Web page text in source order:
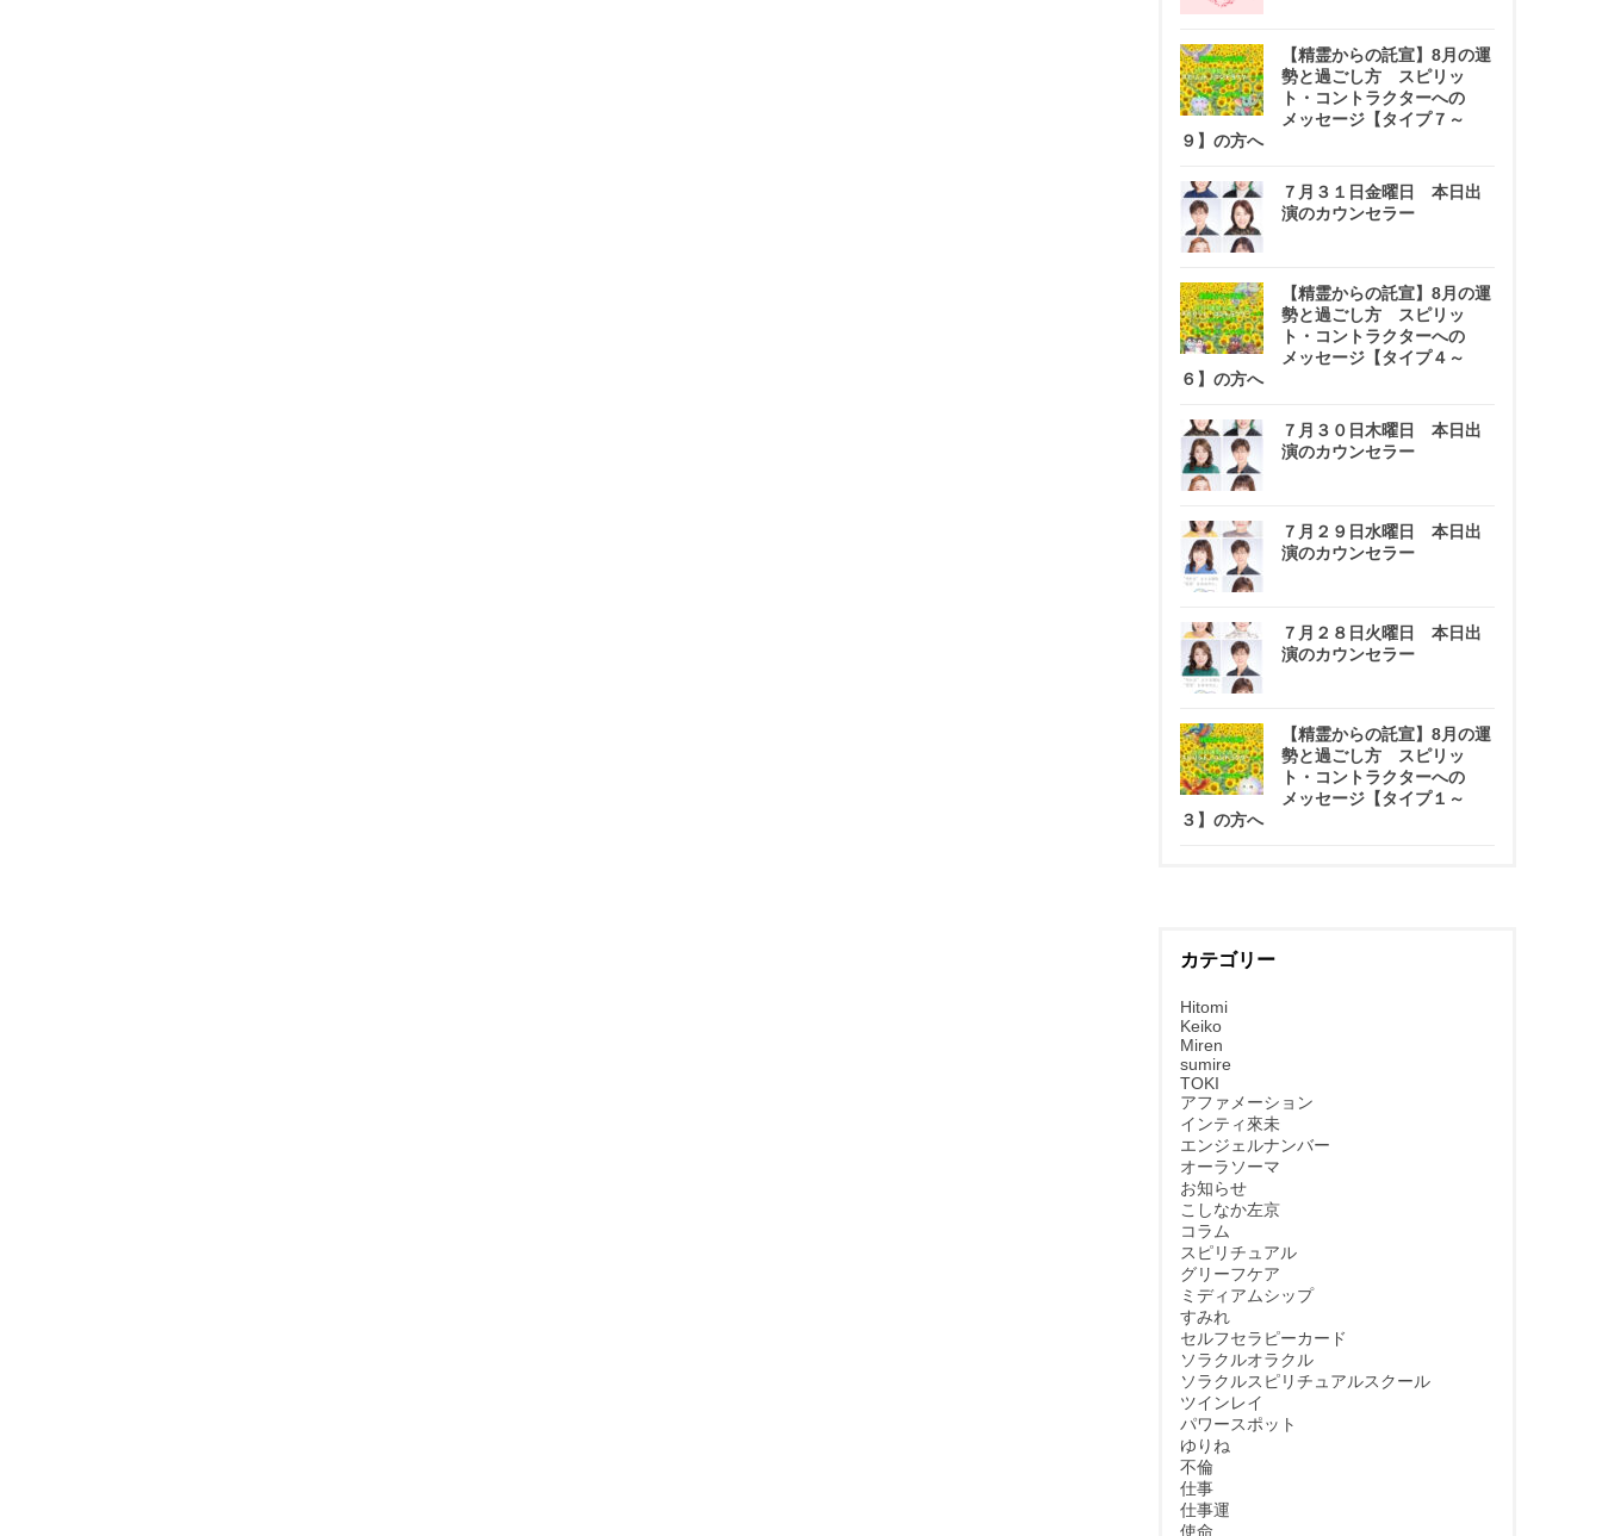
【精霊からの託宣】8月の運
勢と過ごし方 スピリッ
ト・コントラクターへの
メッセージ【タイプ７～
９】の方へ
７月３１日金曜日 本日出
演のカウンセラー
【精霊からの託宣】8月の運
勢と過ごし方 スピリッ
ト・コントラクターへの
メッセージ【タイプ４～
６】の方へ
７月３０日木曜日 本日出
演のカウンセラー
７月２９日水曜日 本日出
演のカウンセラー
７月２８日火曜日 本日出
演のカウンセラー
【精霊からの託宣】8月の運
勢と過ごし方 スピリッ
ト・コントラクターへの
メッセージ【タイプ１～
３】の方へ
カテゴリー
Hitomi
Keiko
Miren
sumire
TOKI
アファメーション
インティ來未
エンジェルナンバー
オーラソーマ
お知らせ
こしなか左京
コラム
スピリチュアル
グリーフケア
ミディアムシップ
すみれ
セルフセラピーカード
ソラクルオラクル
ソラクルスピリチュアルスクール
ツインレイ
パワースポット
ゆりね
不倫
仕事
仕事運
使命